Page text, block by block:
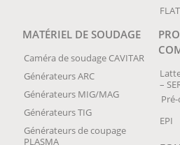
MATÉRIEL DE SOUDAGE
Caméra de soudage CAVITAR
Générateurs ARC
Générateurs MIG/MAG
Générateurs TIG
Générateurs de coupage
PLASMA
–
EPI